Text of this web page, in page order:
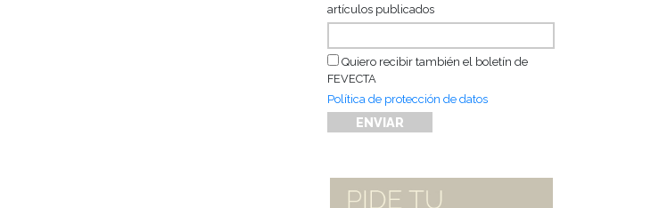
artículos publicados
Quiero recibir también el boletín de
FEVECTA
Política de protección de datos